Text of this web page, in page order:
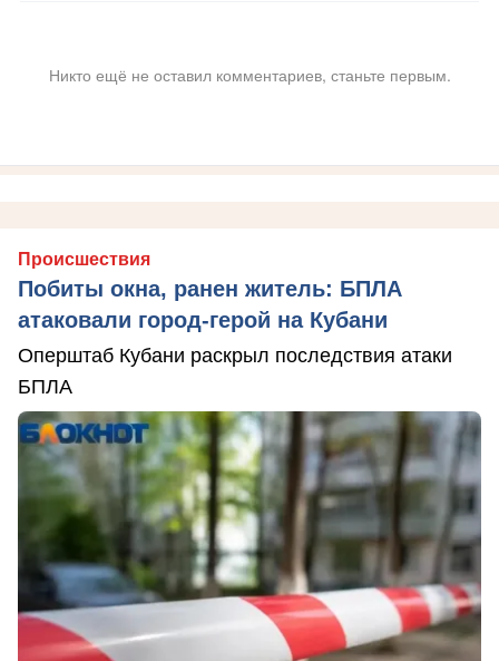
Никто ещё не оставил комментариев, станьте первым.
Происшествия
Побиты окна, ранен житель: БПЛА
атаковали город-герой на Кубани
Оперштаб Кубани раскрыл последствия атаки
БПЛА